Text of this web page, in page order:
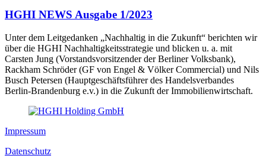
HGHI NEWS Ausgabe 1/2023
Unter dem Leitgedanken „Nachhaltig in die Zukunft“ berichten wir
über die HGHI Nachhaltigkeitsstrategie und blicken u. a. mit
Carsten Jung (Vorstandsvorsitzender der Berliner Volksbank),
Rackham Schröder (GF von Engel & Völker Commercial) und Nils
Busch Petersen (Hauptgeschäftsführer des Handelsverbandes
Berlin-Brandenburg e.v.) in die Zukunft der Immobilienwirtschaft.
Impressum
Datenschutz